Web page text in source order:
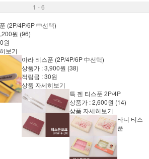
1 - 6
(2P/4P/6P 中선택)
원 (96)
원
보기
아라 티스푼 (2P/4P/6P 中선택)
상품가 :3,900원 (38)
적립금 :30원
상품 자세히보기
특 젠 티스푼 2P/4P
상품가 :2,600원 (14)
상품 자세히보기
타니 티스
푼